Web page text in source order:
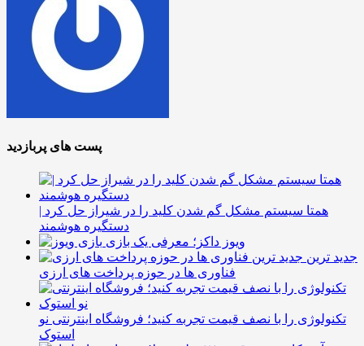
پست های پربازدید
همتا سیستم مشکل گم شدن کلید را در شیراز حل کرد |
دستگیره هوشمند
ویوز داکز؛ معرفی یک بازی
جدید ترین
فناوری ها در حوزه پرداخت های ارزی
تکنولوژی را با نصف قیمت تجربه کنید؛ فروشگاه اینترنتی نو
استوک